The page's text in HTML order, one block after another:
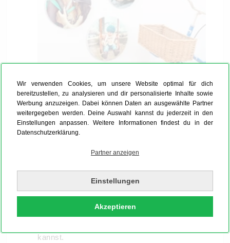
Wir verwenden Cookies, um unsere Website optimal für dich
bereitzustellen, zu analysieren und dir personalisierte Inhalte sowie
Werbung anzuzeigen. Dabei können Daten an ausgewählte Partner
weitergegeben werden. Deine Auswahl kannst du jederzeit in den
Einstellungen anpassen. Weitere Informationen findest du in der
Datenschutzerklärung.
Partner anzeigen
Einstellungen
Akzeptieren
Dein Bild soll eine besondere Form haben, aber
nicht rund? Du kannst Dein Foto auchin
Herzformbestellen!
vielen quadratischen Formaten und in
unterschiedlichen Größen erhältlich. Im
Konfigurator wird für jede Größe die Eignung
Deines Modellbildes angezeigt, sodass Du die
kannst.